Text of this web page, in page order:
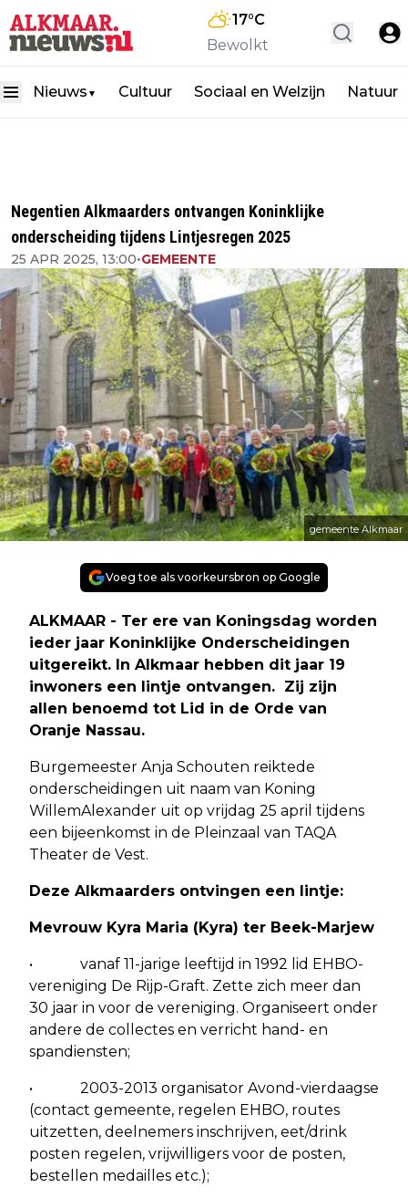
17°C
Bewolkt
Nieuws ▼ Cultuur Sociaal en Welzijn Natuur
Negentien Alkmaarders ontvangen Koninklijke
onderscheiding tijdens Lintjesregen 2025
25 APR 2025, 13:00•GEMEENTE
gemeente Alkmaar
Voeg toe als voorkeursbron op Google
ALKMAAR - Ter ere van Koningsdag worden
ieder jaar Koninklijke Onderscheidingen
uitgereikt. In Alkmaar hebben dit jaar 19
inwoners een lintje ontvangen. Zij zijn
allen benoemd tot Lid in de Orde van
Oranje Nassau.
Burgemeester Anja Schouten reiktede
onderscheidingen uit naam van Koning
WillemAlexander uit op vrijdag 25 april tijdens
een bijeenkomst in de Pleinzaal van TAQA
Theater de Vest.
Deze Alkmaarders ontvingen een lintje:
Mevrouw Kyra Maria (Kyra) ter Beek-Marjew
• vanaf 11-jarige leeftijd in 1992 lid EHBO-
vereniging De Rijp-Graft. Zette zich meer dan
30 jaar in voor de vereniging. Organiseert onder
andere de collectes en verricht hand- en
spandiensten;
• 2003-2013 organisator Avond-vierdaagse
(contact gemeente, regelen EHBO, routes
uitzetten, deelnemers inschrijven, eet/drink
posten regelen, vrijwilligers voor de posten,
bestellen medailles etc.);